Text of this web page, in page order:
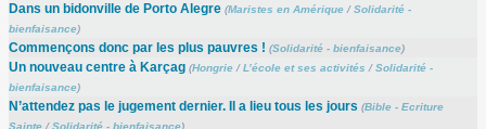
Dans un bidonville de Porto Alegre (Maristes en Amérique/Solidarité -
bienfaisance)
Commençons donc par les plus pauvres ! (Solidarité - bienfaisance)
Un nouveau centre à Karçag (Hongrie/L’école et ses activités /Solidarité -
bienfaisance)
N’attendez pas le jugement dernier. Il a lieu tous les jours (Bible - Ecriture
Sainte/Solidarité - bienfaisance)